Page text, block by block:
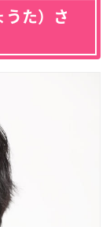
うた）さ